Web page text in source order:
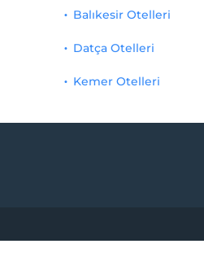
Balıkesir Otelleri
Datça Otelleri
Kemer Otelleri